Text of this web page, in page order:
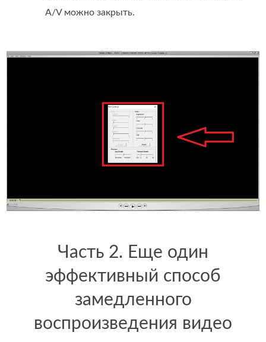
A/V можно закрыть.
Часть 2. Еще один
эффективный способ
замедленного
воспроизведения видео